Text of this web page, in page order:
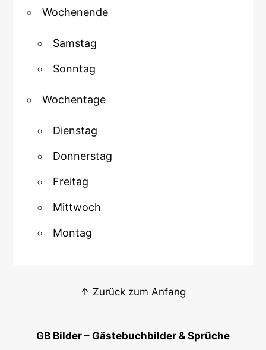
Wochenende
Samstag
Sonntag
Wochentage
Dienstag
Donnerstag
Freitag
Mittwoch
Montag
↑ Zurück zum Anfang
GB Bilder – Gästebuchbilder & Sprüche